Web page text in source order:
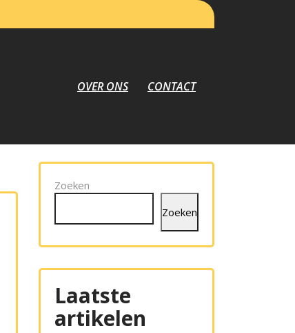
OVER ONS CONTACT
Zoeken
Zoeken
Laatste
artikelen